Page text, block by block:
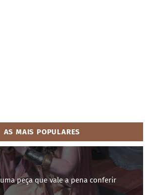
AS MAIS POPULARES
Rainha Ester - uma peça que vale a pena conferir